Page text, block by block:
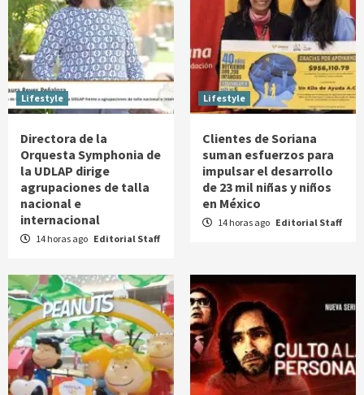
Lifestyle
Directora de la
Orquesta Symphonia de
la UDLAP dirige
agrupaciones de talla
nacional e
internacional
14 horas ago Editorial Staff
Lifestyle
Clientes de Soriana
suman esfuerzos para
impulsar el desarrollo
de 23 mil niñas y niños
en México
14 horas ago Editorial Staff